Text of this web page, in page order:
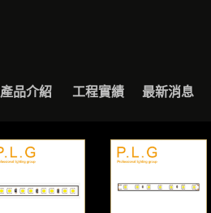
產品介紹 工程實績 最新消息